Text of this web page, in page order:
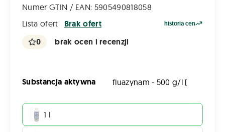
Numer GTIN / EAN: 5905490818058
Lista ofert
Brak ofert historia cen
0 brak ocen i recenzji
Substancja aktywna fluazynam - 500 g/l (
1 l